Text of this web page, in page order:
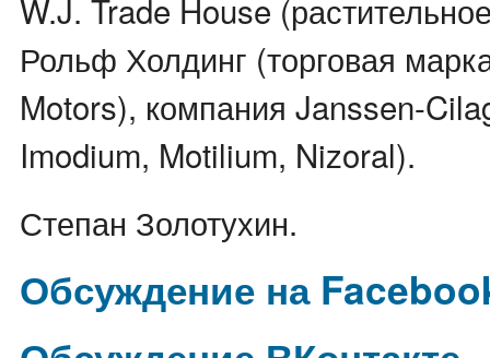
W.J. Trade House
Рольф Холдинг (торговая
Motors), компания Janssen-
Imodium, Motilium, Nizoral).
Степан Золотухин.
Обсуждение на